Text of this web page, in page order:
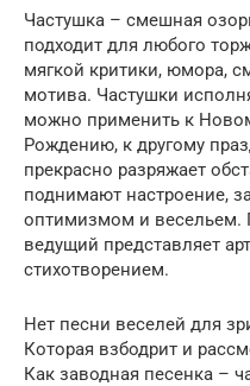
Частушка – смешная
подходит для любого
мягкой критики, юмора,
мотива. Частушки
можно применить к
Рождению, к другому
прекрасно разряжает
поднимают настроение,
оптимизмом и весельем.
ведущий представляет
стихотворением.
Нет песни веселей для
Которая взбодрит и
Как заводная песенка –